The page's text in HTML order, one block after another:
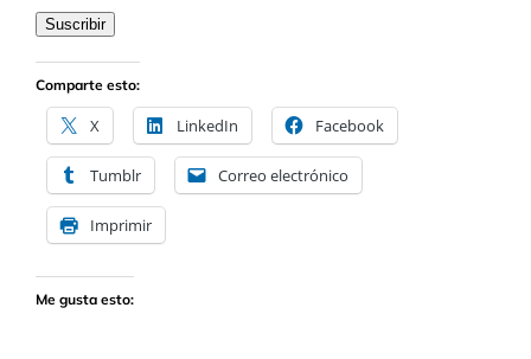
electrónico
Suscribir
Comparte esto:
X LinkedIn Facebook
Tumblr Correo electrónico
Imprimir
Me gusta esto: